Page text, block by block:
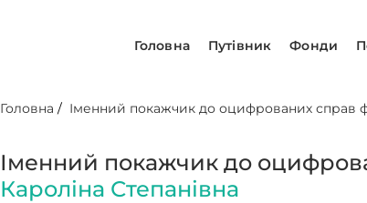
Головна Путівник Фонди
Головна / Іменний покажчик до оцифрованих справ
Іменний покажчик до
Кароліна Степанівна